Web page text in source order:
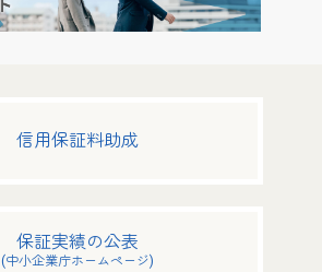
信用保証料助成
保証実績の公表
(中小企業庁ホームページ)